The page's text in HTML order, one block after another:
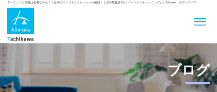
ダイエットに空腹は必要なのか？【立川のパーソナルトレーナーが解説】 | 立川駅徒歩7分｜パーソナルトレーニングジムASmake（ボディメイク）
ブログ